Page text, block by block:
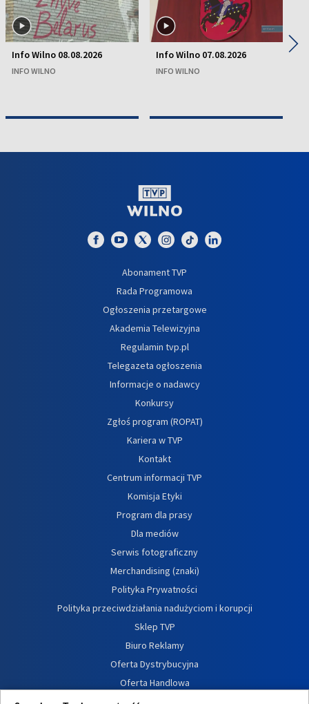
Info Wilno 08.08.2026
INFO WILNO
Info Wilno 07.08.2026
INFO WILNO
▶
Abonament TVP
Rada Programowa
Ogłoszenia przetargowe
Akademia Telewizyjna
Regulamin tvp.pl
Telegazeta ogłoszenia
Informacje o nadawcy
Konkursy
Zgłoś program (ROPAT)
Kariera w TVP
Kontakt
Centrum informacji TVP
Komisja Etyki
Program dla prasy
Dla mediów
Serwis fotograficzny
Merchandising (znaki)
Polityka Prywatności
Polityka przeciwdziałania nadużyciom i korupcji
Sklep TVP
Biuro Reklamy
Oferta Dystrybucyjna
Oferta Handlowa
Dostępność